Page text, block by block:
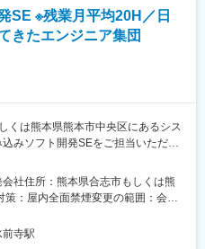
に使用する図面の整理、作成・保
理
員状況などを確認
ポートなど
クトが終われば有給休暇をまとめ
います：
している社員も多数活躍していま
SE ※残業月平均20H／日
きたエンジニア集団
くは熊本県熊本市中央区にあるシス
みソフト開発SEをご担当いただき
御ソフト開発
～導入・運用）
くり現場を支えてきたエンジニア集
社住所：熊本県合志市もしくは熊
：屋内全面禁煙変更の範囲：会社
寺駅